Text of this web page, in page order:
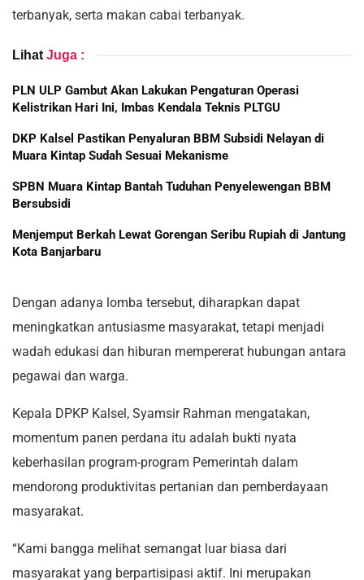
terbanyak, serta makan cabai terbanyak.
Lihat Juga :
PLN ULP Gambut Akan Lakukan Pengaturan Operasi
Kelistrikan Hari Ini, Imbas Kendala Teknis PLTGU
DKP Kalsel Pastikan Penyaluran BBM Subsidi Nelayan di
Muara Kintap Sudah Sesuai Mekanisme
SPBN Muara Kintap Bantah Tuduhan Penyelewengan BBM
Bersubsidi
Menjemput Berkah Lewat Gorengan Seribu Rupiah di Jantung
Kota Banjarbaru
Dengan adanya lomba tersebut, diharapkan dapat
meningkatkan antusiasme masyarakat, tetapi menjadi
wadah edukasi dan hiburan mempererat hubungan antara
pegawai dan warga.
Kepala DPKP Kalsel, Syamsir Rahman mengatakan,
momentum panen perdana itu adalah bukti nyata
keberhasilan program-program Pemerintah dalam
mendorong produktivitas pertanian dan pemberdayaan
masyarakat.
“Kami bangga melihat semangat luar biasa dari
masyarakat yang berpartisipasi aktif. Ini merupakan